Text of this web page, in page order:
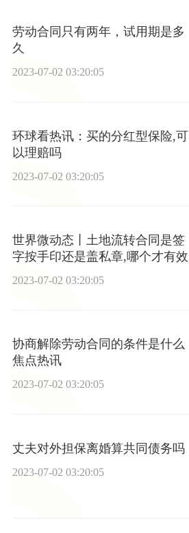
劳动合同只有两年，试用期是多
久
2023-07-02 03:20:05
环球看热讯：买的分红型保险,可
以理赔吗
2023-07-02 03:20:05
世界微动态丨土地流转合同是签
字按手印还是盖私章,哪个才有效
2023-07-02 03:20:05
协商解除劳动合同的条件是什么
焦点热讯
2023-07-02 03:20:05
丈夫对外担保离婚算共同债务吗
2023-07-02 03:20:05